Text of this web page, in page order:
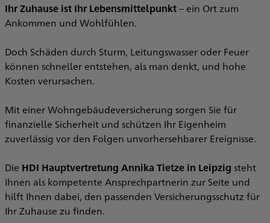
Ihr Zuhause ist Ihr Lebensmittelpunkt– ein Ort zum
Ankommen und Wohlfühlen.
Doch Schäden durch Sturm, Leitungswasser oder Feuer
können schneller entstehen, als man denkt, und hohe
Kosten verursachen.
Mit einer Wohngebäudeversicherung sorgen Sie für
finanzielle Sicherheit und schützen Ihr Eigenheim
zuverlässig vor den Folgen unvorhersehbarer Ereignisse.
Die HDI Hauptvertretung Annika Tietze in Leipzig steht
Ihnen als kompetente Ansprechpartnerin zur Seite und
hilft Ihnen dabei, den passenden Versicherungsschutz für
Ihr Zuhause zu finden.